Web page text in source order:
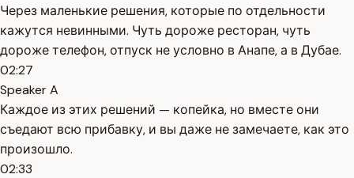
Через маленькие решения, которые по отдельности
кажутся невинными. Чуть дороже ресторан, чуть
дороже телефон, отпуск не условно в Анапе, а в Дубае.
02:27
Speaker A
Каждое из этих решений — копейка, но вместе они
съедают всю прибавку, и вы даже не замечаете, как это
произошло.
02:33